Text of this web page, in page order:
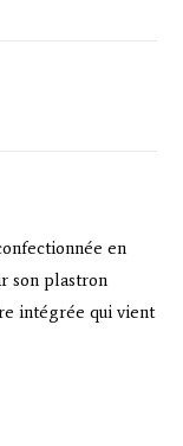
en
son plastron
intégrée qui vient